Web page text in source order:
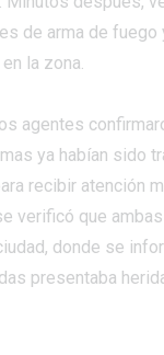
de arma de fuego
la zona.
agentes
ya habían sido
recibir atención
verificó que
donde se
presentaba